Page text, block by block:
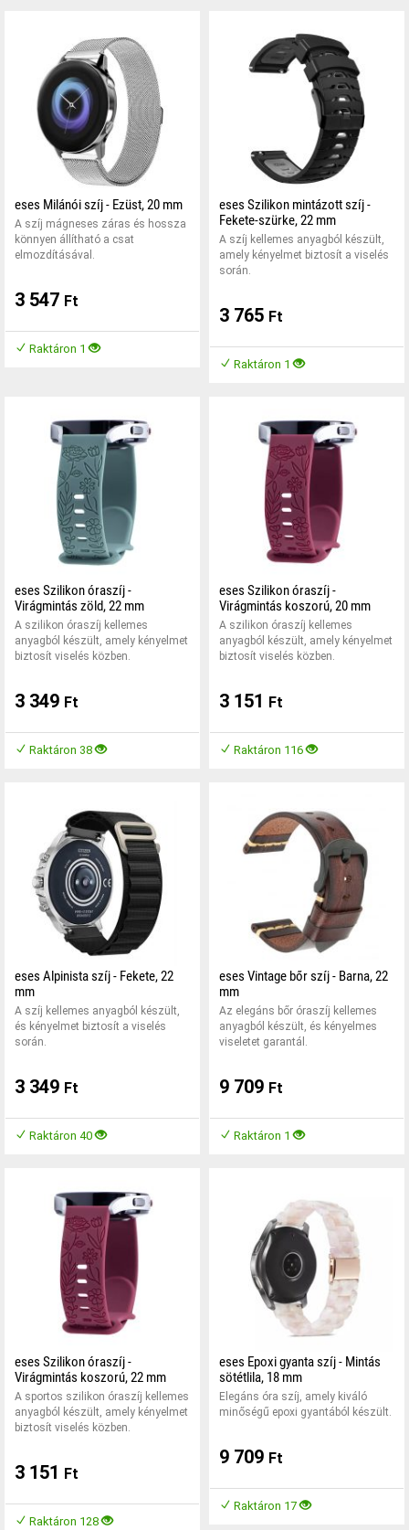
eses Milánói szíj - Ezüst, 20 mm
A szíj mágneses záras és hossza
könnyen állítható a csat
elmozdításával.
3 547 Ft
Raktáron 1
eses Szilikon mintázott szíj -
Fekete-szürke, 22 mm
A szíj kellemes anyagból készült,
amely kényelmet biztosít a viselés
során.
3 765 Ft
Raktáron 1
eses Szilikon óraszíj -
Virágmintás zöld, 22 mm
A szilikon óraszíj kellemes
anyagból készült, amely kényelmet
biztosít viselés közben.
3 349 Ft
Raktáron 38
eses Szilikon óraszíj -
Virágmintás koszorú, 20 mm
A szilikon óraszíj kellemes
anyagból készült, amely kényelmet
biztosít viselés közben.
3 151 Ft
Raktáron 116
eses Alpinista szíj - Fekete, 22
mm
A szíj kellemes anyagból készült,
és kényelmet biztosít a viselés
során.
3 349 Ft
Raktáron 40
eses Vintage bőr szíj - Barna, 22
mm
Az elegáns bőr óraszíj kellemes
anyagból készült, és kényelmes
viseletet garantál.
9 709 Ft
Raktáron 1
eses Szilikon óraszíj -
Virágmintás koszorú, 22 mm
A sportos szilikon óraszíj kellemes
anyagból készült, amely kényelmet
biztosít viselés közben.
3 151 Ft
Raktáron 128
eses Epoxi gyanta szíj - Mintás
sötétlila, 18 mm
Elegáns óra szíj, amely kiváló
minőségű epoxi gyantából készült.
9 709 Ft
Raktáron 17